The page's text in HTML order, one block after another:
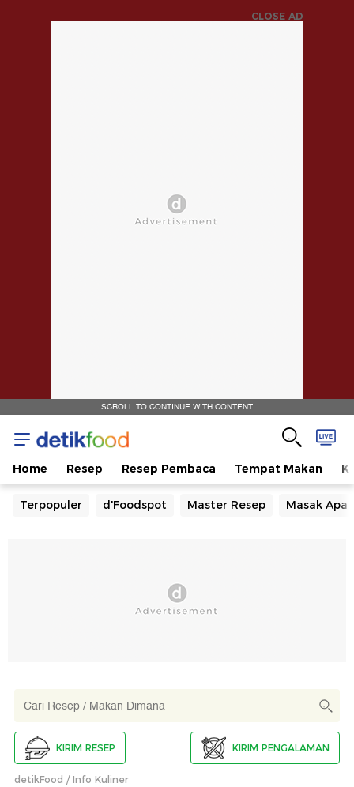
CLOSE AD
SCROLL TO CONTINUE WITH CONTENT
Home Resep Resep Pembaca Tempat Makan
Terpopuler d'Foodspot Master Resep Masak Apa
KIRIM RESEP KIRIM PENGALAMAN
detikFood Info Kuliner